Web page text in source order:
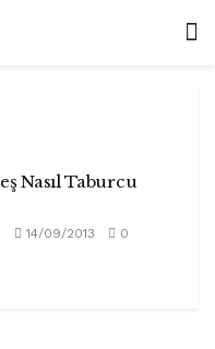
Nasıl Taburcu
14/09/2013 0